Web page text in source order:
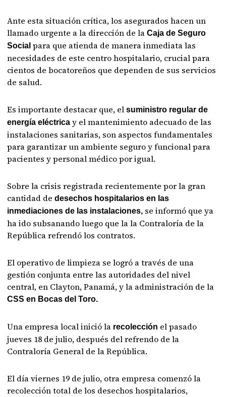
Ante esta situación crítica, los asegurados hacen un
llamado urgente a la dirección de laCaja de Seguro
Social para que atienda de manera inmediata las
necesidades de este centro hospitalario, crucial para
cientos de bocatoreños que dependen de sus servicios
de salud.
Es importante destacar que, elsuministro regular de
energía eléctrica y el mantenimiento adecuado de las
instalaciones sanitarias, son aspectos fundamentales
para garantizar un ambiente seguro y funcional para
pacientes y personal médico por igual.
Sobre la crisis registrada recientemente por la gran
cantidad dedesechos hospitalarios en las
inmediaciones de las instalaciones, se informó que ya
ha ido subsanando luego que la la Contraloría de la
República refrendó los contratos.
El operativo de limpieza se logró a través de una
gestión conjunta entre las autoridades del nivel
central, en Clayton, Panamá, y la administración de la
CSS en Bocas del Toro.
Una empresa local inició la recolección el pasado
jueves 18 de julio, después del refrendo de la
Contraloría General de la República.
El día viernes 19 de julio, otra empresa comenzó la
recolección total de los desechos hospitalarios,